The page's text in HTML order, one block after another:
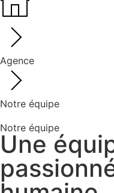
Agence
Notre équipe
Notre équipe
Une